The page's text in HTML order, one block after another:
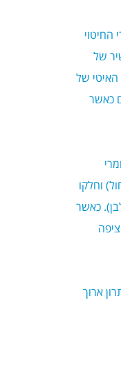
החיטוי
של
של
כאשר
) וחלקו
). כאשר
ציפה
ארוך